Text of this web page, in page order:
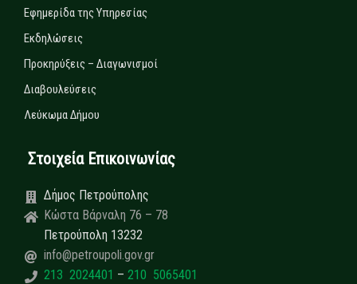
Εφημερίδα της Υπηρεσίας
Εκδηλώσεις
Προκηρύξεις – Διαγωνισμοί
Διαβουλεύσεις
Λεύκωμα Δήμου
Στοιχεία Επικοινωνίας
Δήμος Πετρούπολης
Κώστα Βάρναλη 76 – 78
Πετρούπολη 13232
info@petroupoli.gov.gr
213 2024401 – 210 5065401